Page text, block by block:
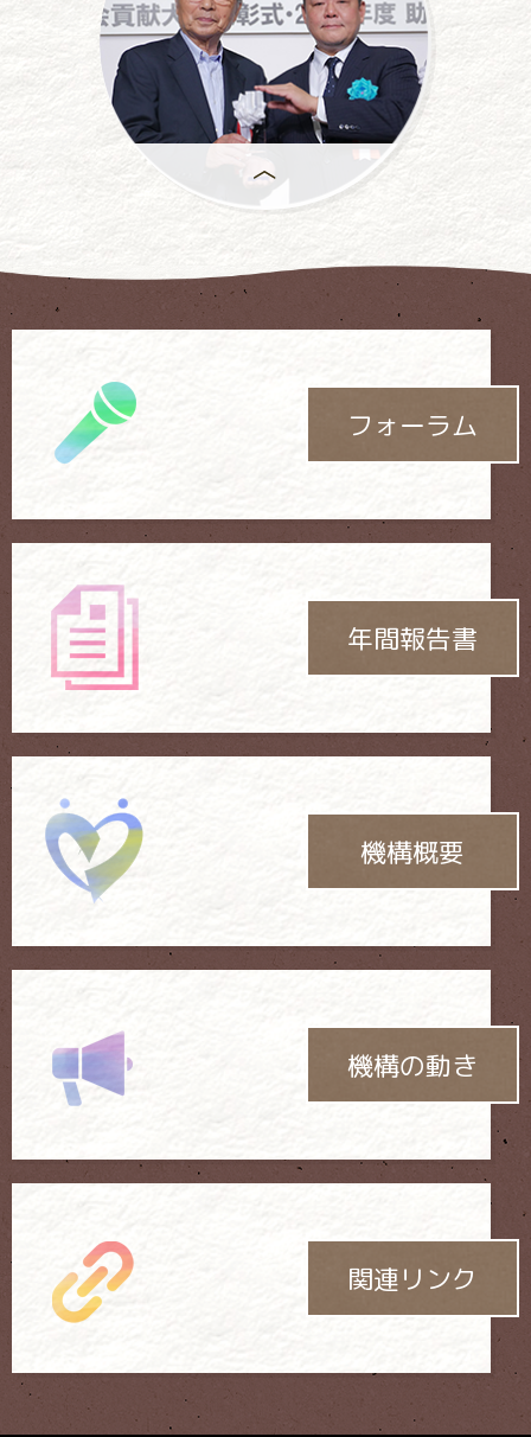
もっとも優れた活動には、
「社会貢献大賞」が
フォーラム
年間報告書
機構概要
機構の動き
関連リンク